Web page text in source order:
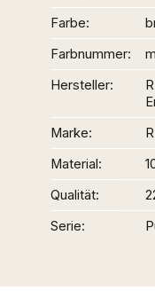
Farbe
Farbnummer
Hersteller
Marke
Material
Qualität
Serie